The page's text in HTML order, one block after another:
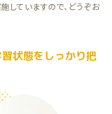
していますので、どうぞお
状態をしっかり把